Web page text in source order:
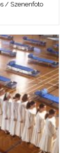
/ Szenenfoto